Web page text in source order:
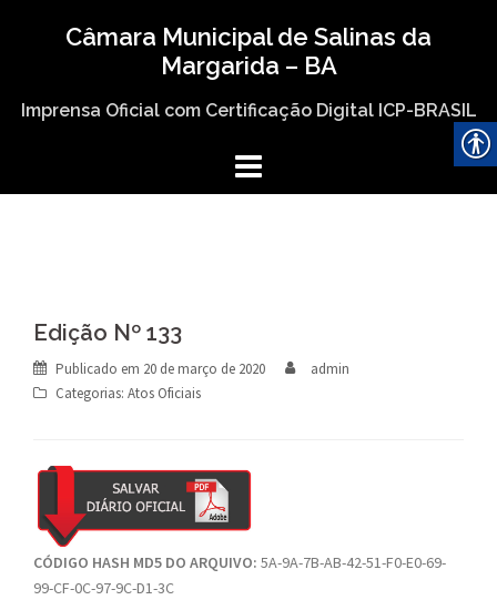
Câmara Municipal de Salinas da
Margarida – BA
Imprensa Oficial com Certificação Digital ICP-BRASIL
Edição Nº 133
Publicado em 20 de março de 2020
admin
Categorias: Atos Oficiais
CÓDIGO HASH MD5 DO ARQUIVO: 5A-9A-7B-AB-42-51-F0-E0-69-
99-CF-0C-97-9C-D1-3C